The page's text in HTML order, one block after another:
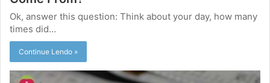
Ok, answer this question: Think about your day, how many
times did…
Continue Lendo »